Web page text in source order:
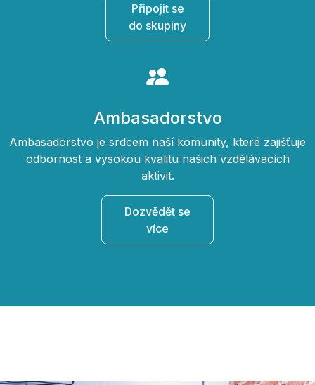
Připojit se
do skupiny
Ambasadorstvo
Ambasadorstvo je srdcem naší komunity, které zajišťuje
odbornost a vysokou kvalitu našich vzdělávacích
aktivit.
Dozvědět se
více